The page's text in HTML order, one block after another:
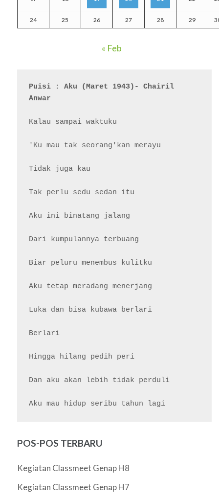
24 25 26 27 28 29
« Feb
Puisi : Aku (Maret 1943)- Chairil
Anwar
Kalau sampai waktuku
'Ku mau tak seorang'kan merayu
Tidak juga kau
Tak perlu sedu sedan itu
Aku ini binatang jalang
Dari kumpulannya terbuang
Biar peluru menembus kulitku
Aku tetap meradang menerjang
Luka dan bisa kubawa berlari
Berlari
Hingga hilang pedih peri
Dan aku akan lebih tidak perduli
POS-POS TERBARU
Kegiatan Classmeet Genap H8
Kegiatan Classmeet Genap H7